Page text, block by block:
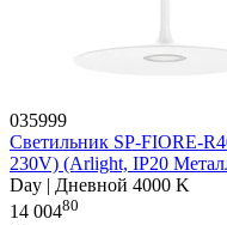
035999
Светильник SP-FIORE-
230V) (Arlight, IP20
Day | Дневной 4000 K
14 00480